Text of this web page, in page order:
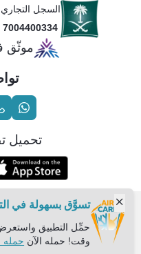
السجل التجاري
7004400334
موثّق
تحميل
الحقوق محفوظة | 2026
تسوَّق بسهولة في
حمِّل التطبيق
وقت! حمله الآن حمله